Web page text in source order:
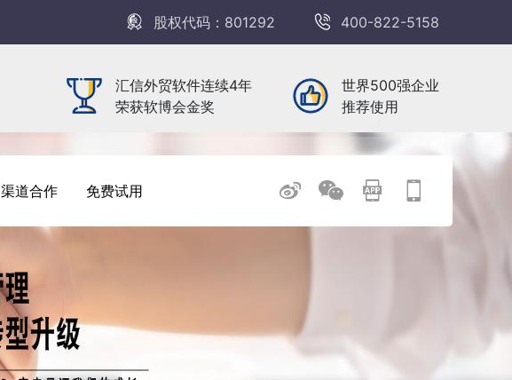
股权代码：801292 400-822-5158
汇信外贸软件连续4年
荣获软博会金奖
世界500强企业
推荐使用
渠道合作 免费试用